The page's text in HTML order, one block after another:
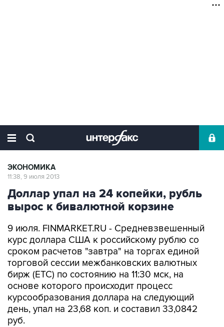
ЭКОНОМИКА
11:38, 9 июля 2013
Доллар упал на 24 копейки, рубль
вырос к бивалютной корзине
9 июля. FINMARKET.RU - Средневзвешенный
курс доллара США к российскому рублю со
сроком расчетов "завтра" на торгах единой
торговой сессии межбанковских валютных
бирж (ETC) по состоянию на 11:30 мск, на
основе которого происходит процесс
курсообразования доллара на следующий
день, упал на 23,68 коп. и составил 33,0842
руб.